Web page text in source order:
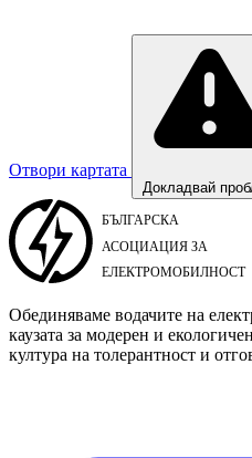
Отвори картата
Докладвай
Обединяваме водачите на
каузата за модерен и
култура на толерантност и